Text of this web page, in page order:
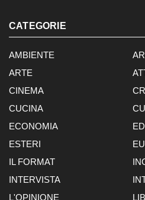
CATEGORIE
AMBIENTE
ARTE
CINEMA
CUCINA
ECONOMIA
ESTERI
IL FORMAT
INTERVISTA
L'OPINIONE